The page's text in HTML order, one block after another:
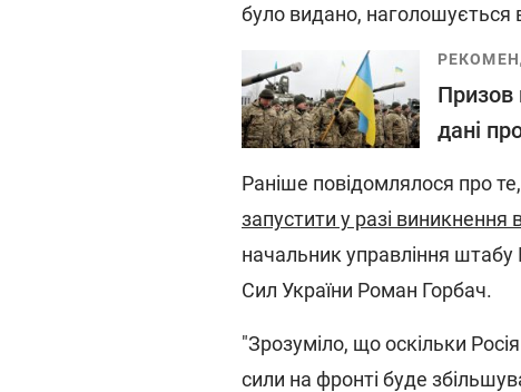
було видано, наголошується
Призов
дані
Раніше повідомлялося про
запустити у разі виникнення
начальник управління
Сил України Роман Горбач.
"Зрозуміло, що оскільки
сили на фронті буде